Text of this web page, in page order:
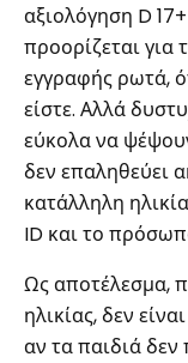
αξιολόγηση D
προορίζεται για
εγγραφής ρωτά,
είστε. Αλλά
εύκολα να
δεν επαληθεύει
κατάλληλη
ID και το
Ως αποτέλεσμα,
ηλικίας, δεν
αν τα παιδιά